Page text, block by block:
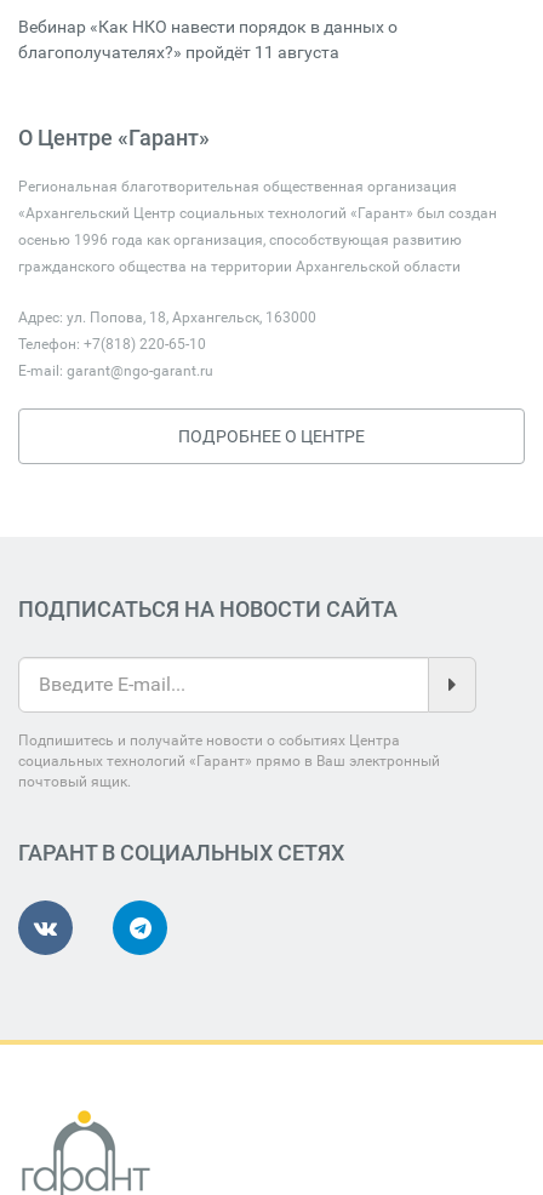
Вебинар «Как НКО навести порядок в данных о
благополучателях?» пройдёт 11 августа
О Центре «Гарант»
Региональная благотворительная общественная организация
«Архангельский Центр социальных технологий «Гарант» был создан
осенью 1996 года как организация, способствующая развитию
гражданского общества на территории Архангельской области
Адрес: ул. Попова, 18, Архангельск, 163000
Телефон: +7(818) 220-65-10
E-mail: garant@ngo-garant.ru
ПОДРОБНЕЕ О ЦЕНТРЕ
ПОДПИСАТЬСЯ НА НОВОСТИ САЙТА
Подпишитесь и получайте новости о событиях Центра
социальных технологий «Гарант» прямо в Ваш электронный
почтовый ящик.
ГАРАНТ В СОЦИАЛЬНЫХ СЕТЯХ